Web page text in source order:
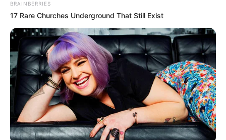
ΔΗΜΟΦΙΛΗ ΑΡΘΡΑ
BRAINBERRIES
17 Rare Churches Underground That Still Exist